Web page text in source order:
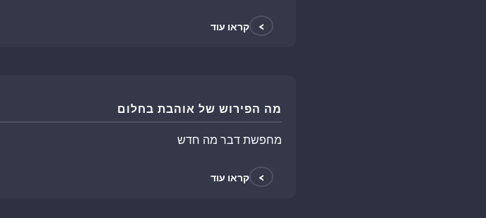
> קראו עוד
מה הפירוש של אוהבת בחלום
מחפשת דבר מה חדש
> קראו עוד